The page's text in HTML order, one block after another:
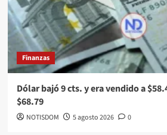
Finanzas
Dólar bajó 9 cts. y era vendido a
$68.79
NOTISDOM 5 agosto 2026 0